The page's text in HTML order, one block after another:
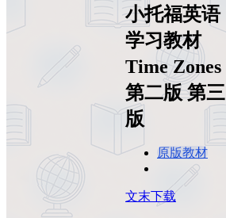
英语学习教材 Time
Zones 第二版 第三
版
小托福英语
学习教材
Time Zones
第二版 第三
版
原版教材
文末下载